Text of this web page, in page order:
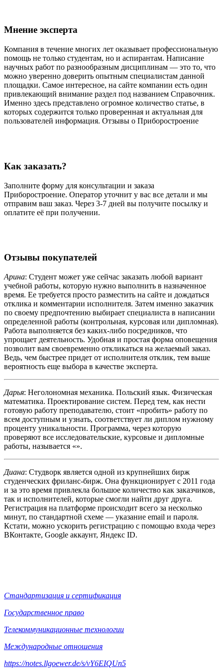
Мнение эксперта
Компания в течение многих лет оказывает профессиональную
помощь не только студентам, но и аспирантам. Написание
научных работ по разнообразным дисциплинам — это то, что
можно уверенно доверить опытным специалистам данной
площадки. Самое интересное, на сайте компании есть один
привлекающий внимание раздел под названием Справочник.
Именно здесь представлено огромное количество статье, в
которых содержится только проверенная и актуальная для
пользователей информация. Отзывы о Приборостроение
Как заказать?
Заполните форму для консультации и заказа
Приборостроение. Оператор уточнит у вас все детали и мы
отправим ваш заказ. Через 3-7 дней вы получите посылку и
оплатите её при получении.
Отзывы покупателей
Арина: Студент может уже сейчас заказать любой вариант
учебной работы, которую нужно выполнить в назначенное
время. Ее требуется просто разместить на сайте и дождаться
отклика и комментарии исполнителя. Затем именно заказчик
по своему предпочтению выбирает специалиста в написании
определенной работы (контрольная, курсовая или дипломная).
Работа выполняется без каких-либо посредников, что
упрощает деятельность. Удобная и простая форма оповещения
позволит вам своевременно откликаться на желаемый заказ.
Ведь, чем быстрее придет от исполнителя отклик, тем выше
вероятность еще выбора в качестве эксперта.
Дарья: Неголономная механика. Польский язык. Физическая
математика. Проектирование систем. Перед тем, как нести
готовую работу преподавателю, стоит «пробить» работу по
всем доступным и узнать, соответствует ли диплом нужному
проценту уникальности. Программа, через которую
проверяют все исследовательские, курсовые и дипломные
работы, называется «».
Диана: Студворк является одной из крупнейших бирж
студенческих фриланс-бирж. Она функционирует с 2011 года
и за это время привлекла большое количество как заказчиков,
так и исполнителей, которые смогли найти друг друга.
Регистрация на платформе происходит всего за несколько
минут, по стандартной схеме — указание email и пароля.
Кстати, можно ускорить регистрацию с помощью входа через
ВКонтакте, Google аккаунт, Яндекс ID.
Стандартизация и сертификация
Государственное право
Телекоммуникационные технологии
Международные отношения
https://notes.llgoewer.de/s/vY6EIQUn5